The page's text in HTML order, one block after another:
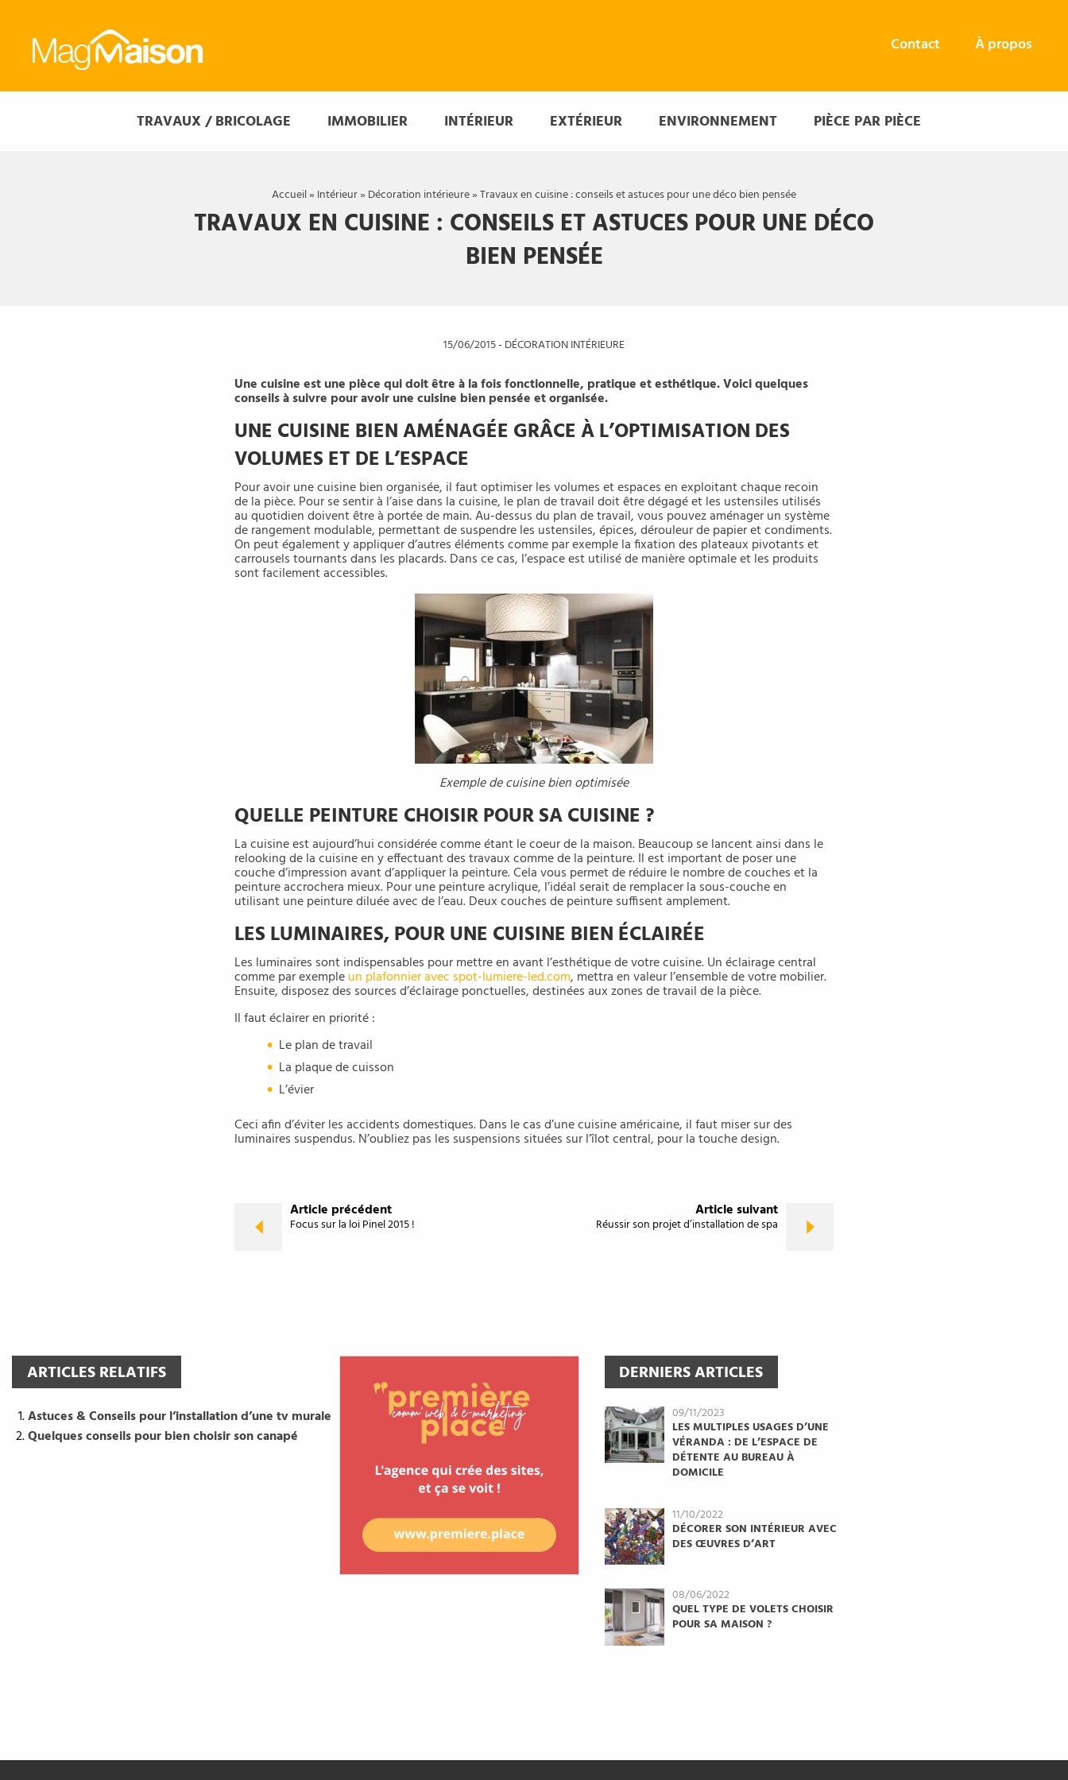
Mag
Maison
Contact À propos
TRAVAUX / BRICOLAGE IMMOBILIER INTÉRIEUR EXTÉRIEUR ENVIRONNEMENT PIÈCE PAR PIÈCE
Accueil» Intérieur» Décoration intérieure»Travaux en cuisine : conseils et astuces pour une déco bien pensée
TRAVAUX EN CUISINE : CONSEILS ET ASTUCES POUR UNE DÉCO
BIEN PENSÉE
15/06/2015- DÉCORATION INTÉRIEURE
Une cuisine est une pièce qui doit être à la fois fonctionnelle, pratique et esthétique. Voici quelques
conseils à suivre pour avoir une cuisine bien pensée et organisée.
UNE CUISINE BIEN AMÉNAGÉE GRÂCE À L’OPTIMISATION DES
VOLUMES ET DE L’ESPACE
Pour avoir une cuisine bien organisée, il faut optimiser les volumes et espaces en exploitant chaque recoin
de la pièce. Pour se sentir à l’aise dans la cuisine, le plan de travail doit être dégagé et les ustensiles utilisés
au quotidien doivent être à portée de main. Au-dessus du plan de travail, vous pouvez aménager un système
de rangement modulable, permettant de suspendre les ustensiles, épices, dérouleur de papier et condiments.
On peut également y appliquer d’autres éléments comme par exemple la fixation des plateaux pivotants et
carrousels tournants dans les placards. Dans ce cas, l’espace est utilisé de manière optimale et les produits
sont facilement accessibles.
Exemple de cuisine bien optimisée
QUELLE PEINTURE CHOISIR POUR SA CUISINE ?
La cuisine est aujourd’hui considérée comme étant le coeur de la maison. Beaucoup se lancent ainsi dans le
relooking de la cuisine en y effectuant des travaux comme de la peinture. Il est important de poser une
couche d’impression avant d’appliquer la peinture. Cela vous permet de réduire le nombre de couches et la
peinture accrochera mieux. Pour une peinture acrylique, l’idéal serait de remplacer la sous-couche en
utilisant une peinture diluée avec de l’eau. Deux couches de peinture suffisent amplement.
LES LUMINAIRES, POUR UNE CUISINE BIEN ÉCLAIRÉE
Les luminaires sont indispensables pour mettre en avant l’esthétique de votre cuisine. Un éclairage central
comme par exempleun plafonnier avec spot-lumiere-led.com, mettra en valeur l’ensemble de votre mobilier.
Ensuite, disposez des sources d’éclairage ponctuelles, destinées aux zones de travail de la pièce.
Il faut éclairer en priorité :
Le plan de travail
La plaque de cuisson
L’évier
Ceci afin d’éviter les accidents domestiques. Dans le cas d’une cuisine américaine, il faut miser sur des
luminaires suspendus. N’oubliez pas les suspensions situées sur l’îlot central, pour la touche design.
Article précédent
Focus sur la loi Pinel 2015 !
Article suivant
Réussir son projet d’installation de spa
ARTICLES RELATIFS
Astuces & Conseils pour l’installation d’une tv murale
Quelques conseils pour bien choisir son canapé
DERNIERS ARTICLES
09/11/2023
LES MULTIPLES USAGES D’UNE
VÉRANDA : DE L’ESPACE DE
DÉTENTE AU BUREAU À
DOMICILE
11/10/2022
DÉCORER SON INTÉRIEUR AVEC
DES ŒUVRES D’ART
08/06/2022
QUEL TYPE DE VOLETS CHOISIR
POUR SA MAISON ?